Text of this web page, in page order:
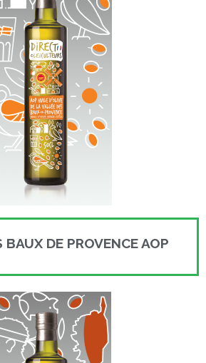
BAUX DE PROVENCE AOP